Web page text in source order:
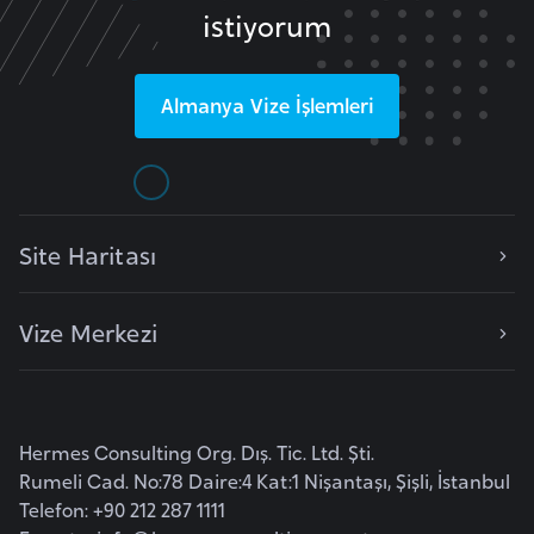
istiyorum
Almanya Vize İşlemleri
Site Haritası
Vize Merkezi
Hermes Consulting Org. Dış. Tic. Ltd. Şti.
Rumeli Cad. No:78 Daire:4 Kat:1 Nişantaşı, Şişli, İstanbul
Telefon: +90 212 287 1111
p
s
i
İ
s
v